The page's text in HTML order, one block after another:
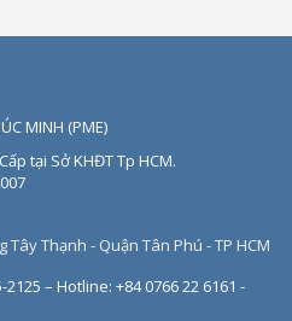
MINH (PME)
tại Sở KHĐT Tp HCM.
Thạnh - Quận Tân Phú - TP HCM
2125 – Hotline: +84 0766 22 6161 -